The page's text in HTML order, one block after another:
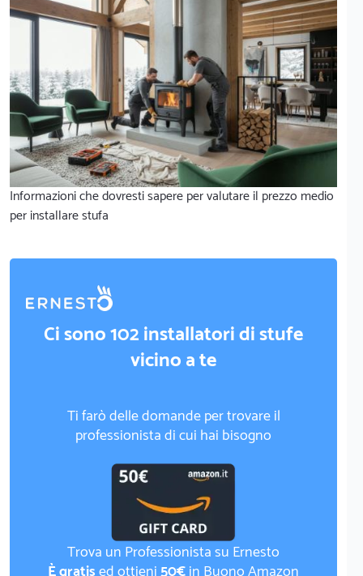
Informazioni che dovresti sapere per valutare il prezzo medio
per installare stufa
Ci sono 102 installatori di stufe
vicino a te
Ti farò delle domande per trovare il
professionista di cui hai bisogno
Trova un Professionista su Ernesto